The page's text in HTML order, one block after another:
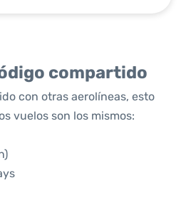
compartido
con otras aerolíneas, esto
vuelos son los mismos: